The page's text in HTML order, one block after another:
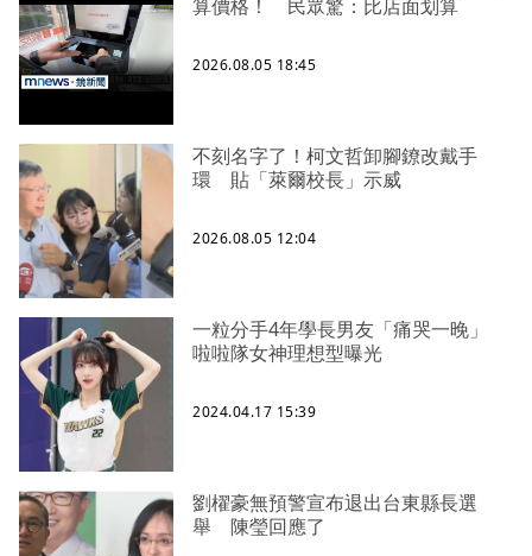
算價格！ 民眾驚：比店面划算
2026.08.05 18:45
不刻名字了！柯文哲卸腳鐐改戴手
環 貼「萊爾校長」示威
2026.08.05 12:04
一粒分手4年學長男友「痛哭一晚」
啦啦隊女神理想型曝光
2024.04.17 15:39
劉櫂豪無預警宣布退出台東縣長選
舉 陳瑩回應了